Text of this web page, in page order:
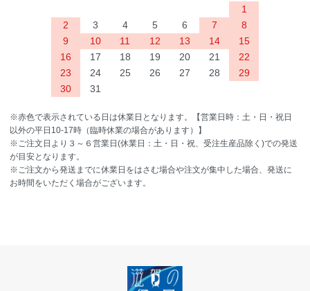
1
2
3 4 5 6 7
8
9
10 11 12 13 14
15
16
17 18 19 20 21
22
23
24 25 26 27 28
29
30
31
※赤色で表示されている日は休業日となります。【営業日時：土・日・祝日
以外の平日10-17時（臨時休業の場合があります）】
※ご注文日より３～６営業日(休業日：土・日・祝、受注生産品除く)での発送
が目安となります。
※ご注文から発送までに休業日をはさむ場合や注文が集中した場合、発送に
お時間をいただく場合がございます。